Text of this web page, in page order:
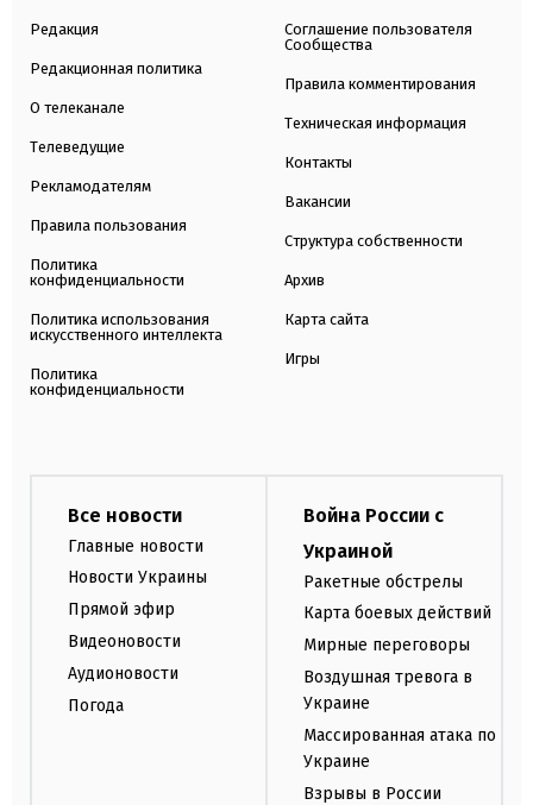
Редакция
Редакционная политика
О телеканале
Телеведущие
Рекламодателям
Правила пользования
Политика
конфиденциальности
Политика использования
искусственного интеллекта
Политика
конфиденциальности
Соглашение пользователя
Сообщества
Правила комментирования
Техническая информация
Контакты
Вакансии
Структура собственности
Архив
Карта сайта
Игры
Все новости
Главные новости
Новости Украины
Прямой эфир
Видеоновости
Аудионовости
Погода
Война России с
Украиной
Ракетные обстрелы
Карта боевых действий
Мирные переговоры
Воздушная тревога в
Украине
Массированная атака по
Украине
Взрывы в России